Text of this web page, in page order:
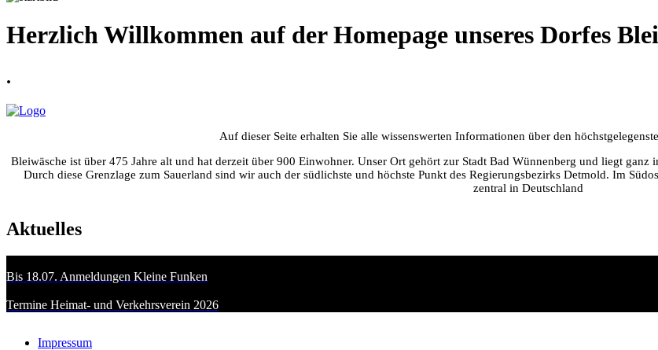
Herzlich Willkommen auf der Homepage unseres Dorfes
.
Auf dieser Seite erhalten Sie alle wissenswerten Informationen über den
Bleiwäsche ist über 475 Jahre alt und hat derzeit über 900 Einwohner. Unser Ort gehört zur Stadt Bad Wünnenberg und liegt
Durch diese Grenzlage zum Sauerland sind wir auch der südlichste und höchste Punkt des Regierungsbezirks Detmold. Im
zentral in Deutschland
Aktuelles
Bis 18.07. Anmeldungen Kleine Funken
Termine Heimat- und Verkehrsverein 2026
Impressum